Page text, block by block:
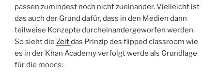
passen zumindest noch nicht zueinander. Vielleicht ist
das auch der Grund dafür, dass in den Medien dann
teilweise Konzepte durcheinandergeworfen werden.
So sieht die Zeitdas Prinzip des flipped classroom wie
es in der Khan Academy verfolgt werde als Grundlage
für die moocs: